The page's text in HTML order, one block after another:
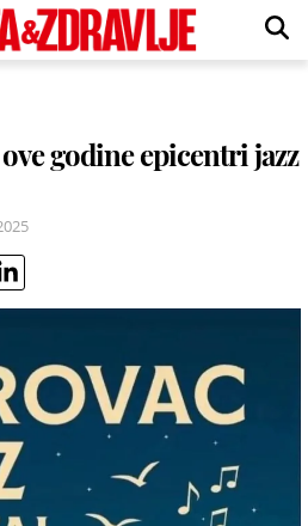
godine epicentri jazz